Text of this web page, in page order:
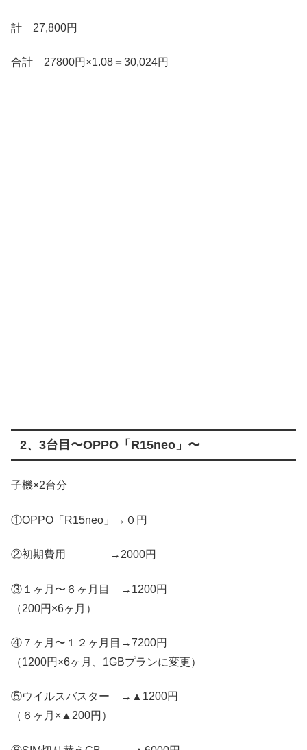
計 27,800円
合計 27800円×1.08＝30,024円
2、3台目〜OPPO「R15neo」〜
子機×2台分
①OPPO「R15neo」→０円
②初期費用 →2000円
③１ヶ月〜６ヶ月目 →1200円
（200円×6ヶ月）
④７ヶ月〜１２ヶ月目→7200円
（1200円×6ヶ月、1GBプランに変更）
⑤ウイルスバスター →▲1200円
（６ヶ月×▲200円）